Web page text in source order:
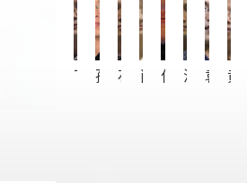
通信与海洋信息
（以下简称“实验
养成效，检验毕业
术交流与经验分享
信息与通信工程系
计（论文）展在
展。全系师生齐聚
，对认证工作进行
动员讲话。院党委
厦大通信 02 级校
验倾囊相授
丁兴号 孙海信 石江宏 肖亮 付立群 洪学敏 袁飞